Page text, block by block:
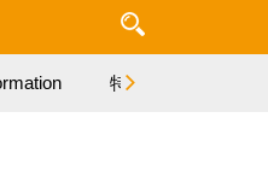
特集